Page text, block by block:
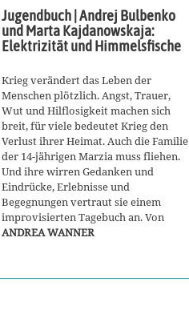
Jugendbuch | Andrej Bulbenko
und Marta Kajdanowskaja:
Elektrizität und Himmelsfische
Krieg verändert das Leben der
Menschen plötzlich. Angst, Trauer,
Wut und Hilflosigkeit machen sich
breit, für viele bedeutet Krieg den
Verlust ihrer Heimat. Auch die Familie
der 14-jährigen Marzia muss fliehen.
Und ihre wirren Gedanken und
Eindrücke, Erlebnisse und
Begegnungen vertraut sie einem
improvisierten Tagebuch an. Von
ANDREA WANNER